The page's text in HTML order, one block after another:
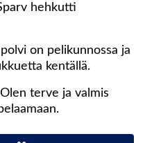
hehkutti
on pelikunnossa ja
kentällä.
terve ja valmis